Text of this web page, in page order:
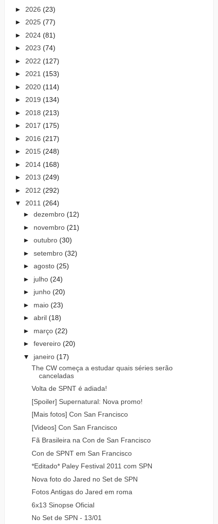
► 2026 (23)
► 2025 (77)
► 2024 (81)
► 2023 (74)
► 2022 (127)
► 2021 (153)
► 2020 (114)
► 2019 (134)
► 2018 (213)
► 2017 (175)
► 2016 (217)
► 2015 (248)
► 2014 (168)
► 2013 (249)
► 2012 (292)
▼ 2011 (264)
► dezembro (12)
► novembro (21)
► outubro (30)
► setembro (32)
► agosto (25)
► julho (24)
► junho (20)
► maio (23)
► abril (18)
► março (22)
► fevereiro (20)
▼ janeiro (17)
The CW começa a estudar quais séries serão
canceladas
Volta de SPNT é adiada!
[Spoiler] Supernatural: Nova promo!
[Mais fotos] Con San Francisco
[Videos] Con San Francisco
Fã Brasileira na Con de San Francisco
Con de SPNT em San Francisco
*Editado* Paley Festival 2011 com SPN
Nova foto do Jared no Set de SPN
Fotos Antigas do Jared em roma
6x13 Sinopse Oficial
No Set de SPN - 13/01